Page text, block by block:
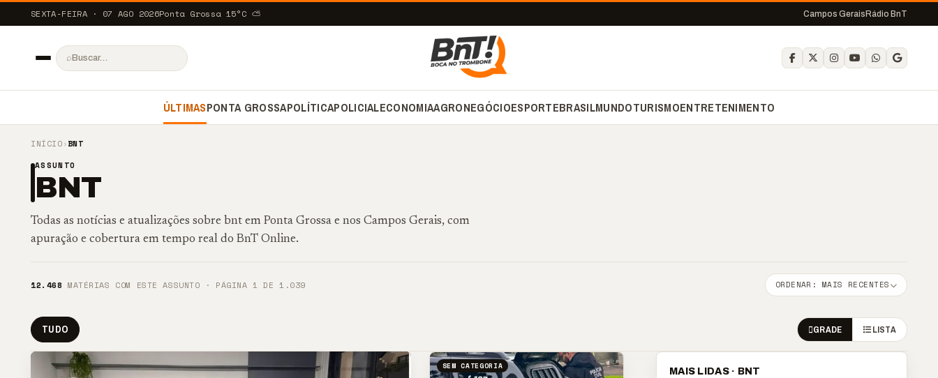
SEXTA-FEIRA · 07 AGO 2026Ponta Grossa 15°C ⛅ Campos Gerais Rádio BnT
⌕
ÚLTIMASPONTA GROSSAPOLÍTICAPOLICIALECONOMIAAGRONEGÓCIOESPORTEBRASILMUNDOTURISMOENTRETENIMENTO
INÍCIO›BNT
ASSUNTO
BNT
Todas as notícias e atualizações sobre bnt em Ponta Grossa e nos Campos Gerais, com
apuração e cobertura em tempo real do BnT Online.
12.468 MATÉRIAS COM ESTE ASSUNTO · PÁGINA 1 DE 1.039 ORDENAR: MAIS RECENTES
TUDO GRADE LISTA
SEM CATEGORIA
MAIS LIDAS · BNT